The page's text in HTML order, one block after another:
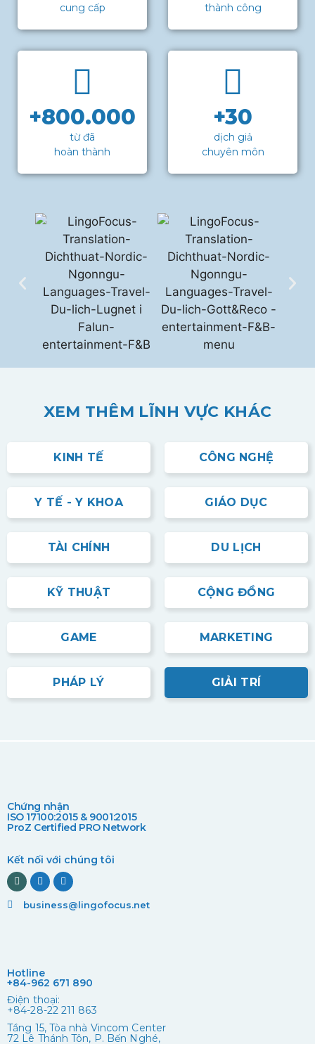
cung cấp
thành công
+800.000
từ đã
hoàn thành
+30
dịch giả
chuyên môn
XEM THÊM LĨNH VỰC KHÁC
KINH TẾ
Y TẾ - Y KHOA
CÔNG NGHỆ
GIÁO DỤC
TÀI CHÍNH
KỸ THUẬT
DU LỊCH
CỘNG ĐỒNG
GAME
PHÁP LÝ
MARKETING
GIẢI TRÍ
Chứng nhận
ISO 17100:2015 & 9001:2015
ProZ Certified PRO Network
Kết nối với chúng tôi
business@lingofocus.net
Hotline
+84-962 671 890
Điện thoại:
+84-28-22 211 863
Tầng 15, Tòa nhà Vincom Center
72 Lê Thánh Tôn, P. Bến Nghé,